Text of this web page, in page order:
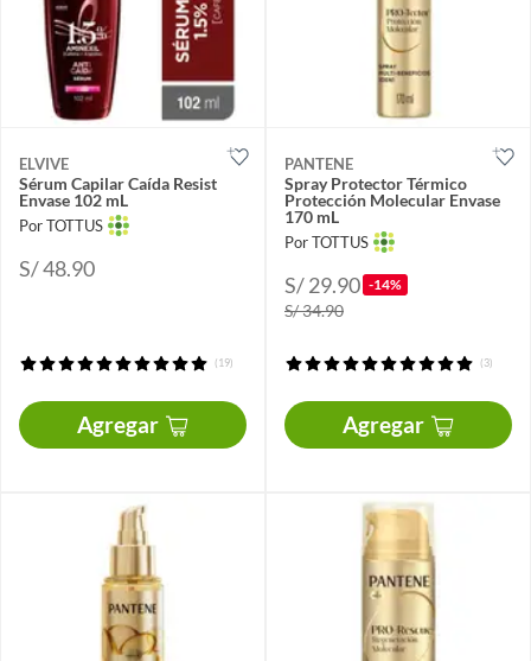
ELVIVE
Sérum Capilar Caída Resist
Envase 102 mL
Por TOTTUS
S/ 48.90
(19)
Agregar
PANTENE
Spray Protector Térmico
Protección Molecular Envase
170 mL
Por TOTTUS
S/ 29.90 -14%
S/ 34.90
(3)
Agregar